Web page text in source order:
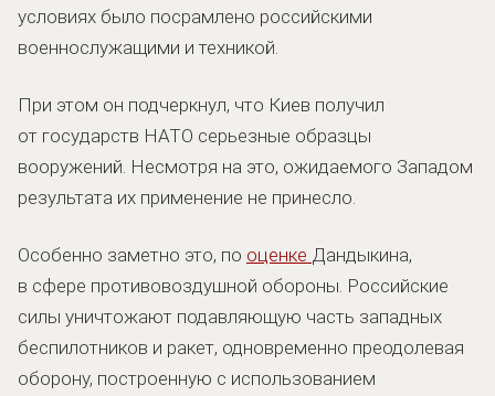
условиях было посрамлено российскими
военнослужащими и техникой.
При этом он подчеркнул, что Киев получил
от государств НАТО серьезные образцы
вооружений. Несмотря на это, ожидаемого Западом
результата их применение не принесло.
Особенно заметно это, по оценке Дандыкина,
в сфере противовоздушной обороны. Российские
силы уничтожают подавляющую часть западных
беспилотников и ракет, одновременно преодолевая
оборону, построенную с использованием